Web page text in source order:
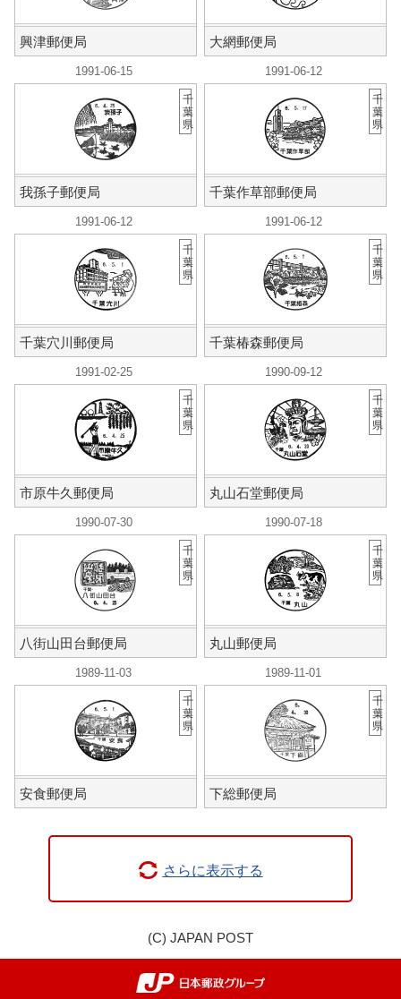
興津郵便局 大網郵便局
1991-06-15
我孫子郵便局
千
葉
県
1991-06-12
千葉作草部郵便局
千
葉
県
1991-06-12
千葉穴川郵便局
千
葉
県
1991-06-12
千葉椿森郵便局
千
葉
県
1991-02-25
市原牛久郵便局
千
葉
県
1990-09-12
丸山石堂郵便局
千
葉
県
1990-07-30
八街山田台郵便局
千
葉
県
1990-07-18
丸山郵便局
千
葉
県
1989-11-03
安食郵便局
千
葉
県
1989-11-01
下総郵便局
千
葉
県
さらに表示する
(C) JAPAN POST